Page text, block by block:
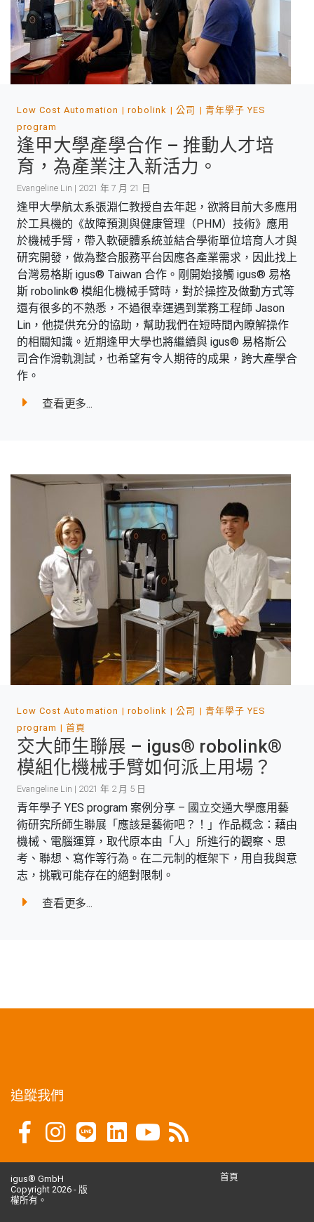
Low Cost Automation robolink 公司
青年學子 YES
program
逢甲大學產學合作 – 推動人才培
育，為產業注入新活力。
Evangeline Lin | 2021 年 7 月 21 日
逢甲大學航太系張淵仁教授自去年起，欲將目前大多應用
於工具機的《故障預測與健康管理（PHM）技術》應用
於機械手臂，帶入軟硬體系統並結合學術單位培育人才與
研究開發，做為整合服務平台因應各產業需求，因此找上
台灣易格斯 igus® Taiwan 合作。剛開始接觸 igus® 易格
斯 robolink® 模組化機械手臂時，對於操控及做動方式等
還有很多的不熟悉，不過很幸運遇到業務工程師 Jason
Lin，他提供充分的協助，幫助我們在短時間內瞭解操作
的相關知識。近期逢甲大學也將繼續與 igus® 易格斯公
司合作滑軌測試，也希望有令人期待的成果，跨大產學合
作。
查看更多...
Low Cost Automation robolink 公司
青年學子 YES
program
首頁
交大師生聯展 – igus® robolink®
模組化機械手臂如何派上用場？
Evangeline Lin | 2021 年 2 月 5 日
青年學子 YES program 案例分享 – 國立交通大學應用藝
術研究所師生聯展「應該是藝術吧？！」作品概念：藉由
機械、電腦運算，取代原本由「人」所進行的觀察、思
考、聯想、寫作等行為。在二元制的框架下，用自我與意
志，挑戰可能存在的絕對限制。
查看更多...
追蹤我們
igus® GmbH
Copyright 2026 - 版
權所有。
首頁